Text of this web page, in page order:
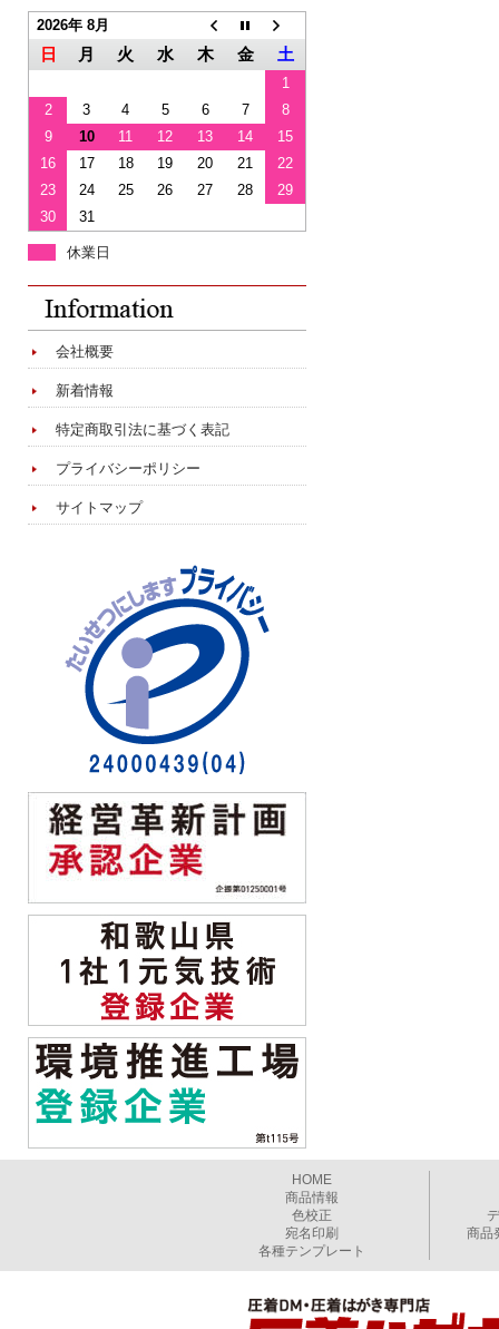
2026年 8月
日 月 火 水 木 金 土
1
2
3 4 5 6 7
8
9
10 11 12 13 14
15
16
17 18 19 20 21
22
23
24 25 26 27 28
29
30
31
休業日
会社概要
新着情報
特定商取引法に基づく表記
プライバシーポリシー
サイトマップ
HOME
商品情報
色校正
宛名印刷
各種テンプレート
商品